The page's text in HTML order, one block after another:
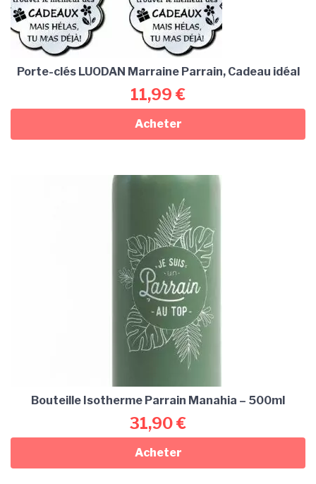
Porte-clés LUODAN Marraine Parrain, Cadeau idéal
11,99 €
Acheter
Bouteille Isotherme Parrain Manahia – 500ml
31,90€
Acheter